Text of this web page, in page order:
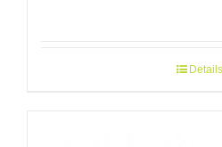
Details